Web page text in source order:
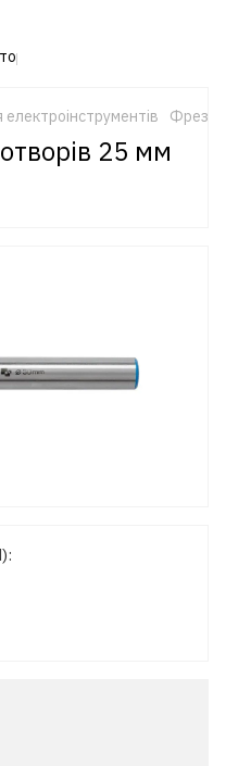
Фрези
25 мм